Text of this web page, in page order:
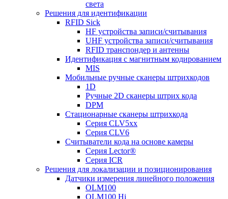
света
Решения для идентификации
RFID Sick
HF устройства записи/считывания
UHF устройства записи/считывания
RFID транспондер и антенны
Идентификация с магнитным кодированием
MIS
Мобильные ручные сканеры штрихкодов
1D
Ручные 2D сканеры штрих кода
DPM
Стационарные сканеры штрихкода
Серия CLV5xx
Серия CLV6
Считыватели кода на основе камеры
Серия Lector®
Серия ICR
Решения для локализации и позиционирования
Датчики измерения линейного положения
OLM100
OLM100 Hi